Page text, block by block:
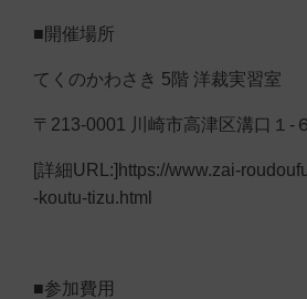
■開催場所
てくのかわさき 5階 洋裁実習室
〒213-0001 川崎市高津区溝口１-
[詳細URL:]https://www.zai-
-koutu-tizu.html
■参加費用